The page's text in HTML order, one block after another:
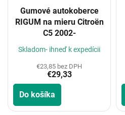
Gumové autokoberce
RIGUM na mieru Citroën
C5 2002-
Skladom- ihneď k expedícii
€23,85 bez DPH
€29,33
Do košíka